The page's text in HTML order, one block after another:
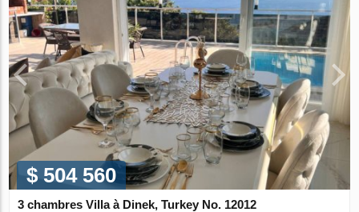
$ 504 560
3 chambres Villa à Dinek, Turkey No. 12012